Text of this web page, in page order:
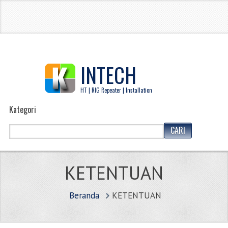
INTECH
HT | RIG Repeater | Installation
Kategori
KETENTUAN
Beranda KETENTUAN